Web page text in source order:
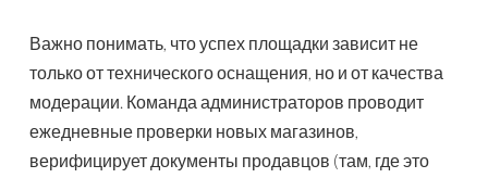
Важно понимать, что успех площадки зависит не
только от технического оснащения, но и от качества
модерации. Команда администраторов проводит
ежедневные проверки новых магазинов,
верифицирует документы продавцов (там, где это